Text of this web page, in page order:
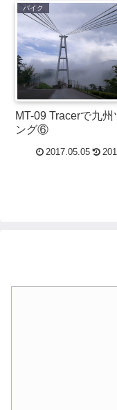
バイク
MT-09 Tracerで九州
ング⑥
2017.05.05